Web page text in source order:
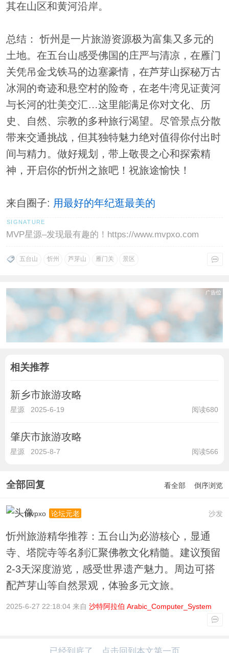
其在山区和黄河沿岸。
总结： 忻州是一片旅游资源极为富集又多元的
土地。在五台山感受佛国的庄严与清凉，在雁门
关凭吊金戈铁马的边塞豪情，在芦芽山探秘万古
冰洞的奇迹和悬空村的险奇，在老牛湾见证黄河
与长河的壮美交汇…这里能满足你对文化、历
史、自然、宗教的多种旅行渴望。尽管景点分散
带来交通挑战，但其独特魅力绝对值得你付出时
间与精力。做好规划，带上敬畏之心和探索精
神，开启你的忻州之旅吧！祝旅途愉快！
来自圈子: 用最好的年纪逛最美的
MVP星源–发现最有趣的！https://www.mvpxo.com
五台山 忻州 芦芽山 雁门关 景区
相关推荐
新乡市旅游攻略
星源 2025-6-19 阅读680
肇庆市旅游攻略
星源 2025-8-7 阅读566
全部回复 看全部 倒序浏览
沙发
mvpxo 论坛元老
忻州旅游精华推荐：五台山为必游核心，显通
寺、塔院寺等名刹汇聚佛教文化精髓。建议预留
2-3天深度游览，感受世界遗产魅力。周边可搭
配芦芽山等自然景观，体验多元文旅。
2025-6-27 22:18:04 来自 沙特阿拉伯 Arabic_Computer_System
已经到底了，点击回到本文第一页